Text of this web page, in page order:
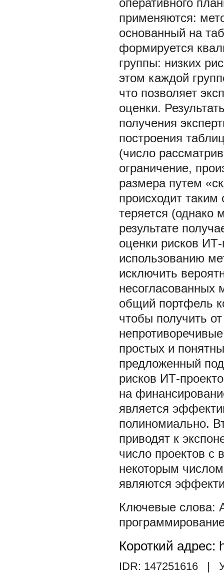
оперативного
применяются:
основанный на
формируется
группы: низких
этом каждой
что позволяет
оценки.
получения
построения
(число
ограничение,
размера путем
происходит
теряется (однако
результате
оценки рисков
использованию
исключить
несогласованных
общий портфель
чтобы получить
простых и
предложенный
рисков ИТ-
на
является
полиномиально.
приводят к
число проектов с
некоторым
являются
Короткий адрес:
IDR: 147251616 |